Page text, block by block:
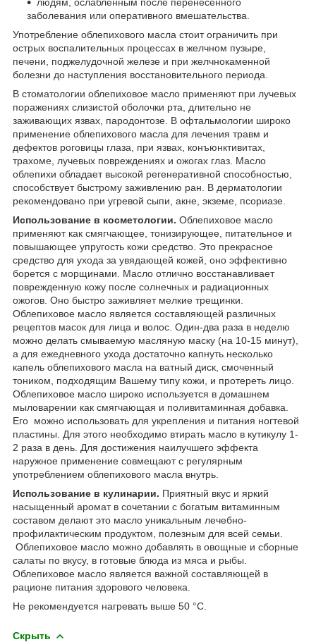
заболевания или оперативного вмешательства.
Употребление облепихового масла стоит ограничить при
острых воспалительных процессах в желчном пузыре,
печени, поджелудочной железе и при желчнокаменной
болезни до наступления восстановительного периода.
В стоматологии облепиховое масло применяют при лучевых
поражениях слизистой оболочки рта, длительно не
заживающих язвах, пародонтозе. В офтальмологии широко
применение облепихового масла для лечения травм и
дефектов роговицы глаза, при язвах, конъюнктивитах,
трахоме, лучевых повреждениях и ожогах глаз. Масло
облепихи обладает высокой регенеративной способностью,
способствует быстрому заживлению ран. В дерматологии
рекомендовано при угревой сыпи, акне, экземе, псориазе.
Использование в косметологии. Облепиховое масло
применяют как смягчающее, тонизирующее, питательное и
повышающее упругость кожи средство. Это прекрасное
средство для ухода за увядающей кожей, оно эффективно
борется с морщинами. Масло отлично восстанавливает
поврежденную кожу после солнечных и радиационных
ожогов. Оно быстро заживляет мелкие трещинки.
Облепиховое масло является составляющей различных
рецептов масок для лица и волос. Один-два раза в неделю
можно делать смываемую масляную маску (на 10-15 минут),
а для ежедневного ухода достаточно капнуть несколько
капель облепихового масла на ватный диск, смоченный
тоником, подходящим Вашему типу кожи, и протереть лицо.
Облепиховое масло широко используется в домашнем
мыловарении как смягчающая и поливитаминная добавка.
Его можно использовать для укрепления и питания ногтевой
пластины. Для этого необходимо втирать масло в кутикулу 1-
2 раза в день. Для достижения наилучшего эффекта
наружное применение совмещают с регулярным
употреблением облепихового масла внутрь.
Использование в кулинарии. Приятный вкус и яркий
насыщенный аромат в сочетании с богатым витаминным
составом делают это масло уникальным лечебно-
профилактическим продуктом, полезным для всей семьи.
Облепиховое масло можно добавлять в овощные и сборные
салаты по вкусу, в готовые блюда из мяса и рыбы.
Облепиховое масло является важной составляющей в
рационе питания здорового человека.
Не рекомендуется нагревать выше 50 °C.
Скрыть